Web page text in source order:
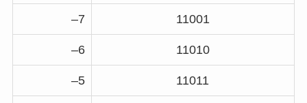
–7 11001
–6 11010
–5 11011